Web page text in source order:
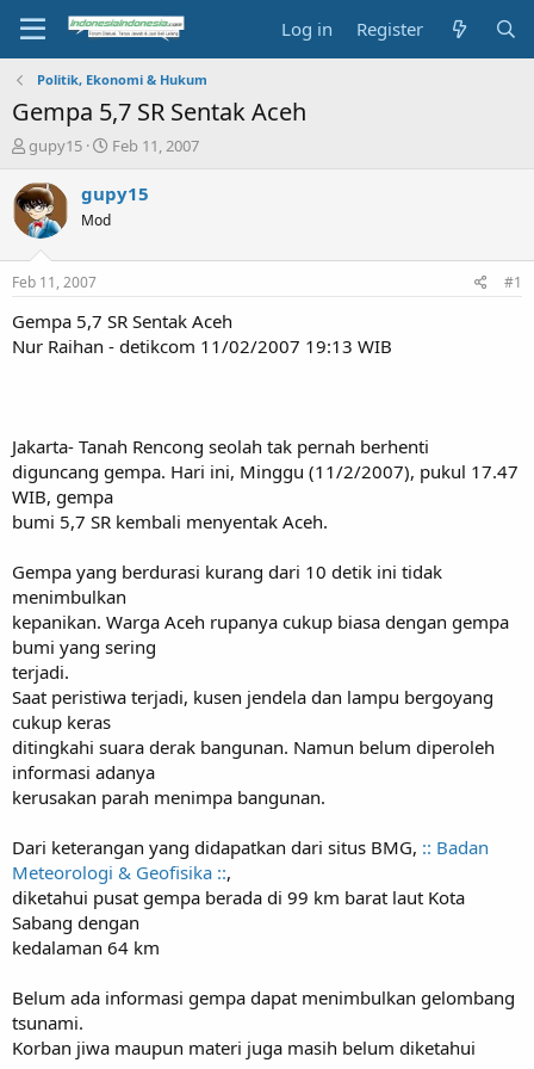
Log in Register
Politik, Ekonomi & Hukum
Gempa 5,7 SR Sentak Aceh
T
r
e
a
s
t
a
t
gupy15
S
a
e
Feb 11, 2007
gupy15
Mod
Feb 11, 2007 #1
Gempa 5,7 SR Sentak Aceh
Nur Raihan - detikcom 11/02/2007 19:13 WIB
Jakarta- Tanah Rencong seolah tak pernah berhenti
diguncang gempa. Hari ini, Minggu (11/2/2007), pukul 17.47
WIB, gempa
bumi 5,7 SR kembali menyentak Aceh.
Gempa yang berdurasi kurang dari 10 detik ini tidak
menimbulkan
kepanikan. Warga Aceh rupanya cukup biasa dengan gempa
bumi yang sering
terjadi.
Saat peristiwa terjadi, kusen jendela dan lampu bergoyang
cukup keras
ditingkahi suara derak bangunan. Namun belum diperoleh
informasi adanya
kerusakan parah menimpa bangunan.
Dari keterangan yang didapatkan dari situs BMG, :: Badan
Meteorologi & Geofisika ::,
diketahui pusat gempa berada di 99 km barat laut Kota
Sabang dengan
kedalaman 64 km
Belum ada informasi gempa dapat menimbulkan gelombang
tsunami.
Korban jiwa maupun materi juga masih belum diketahui